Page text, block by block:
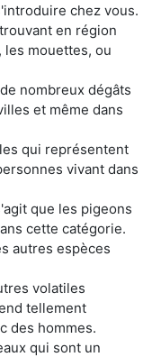
chez vous.
en région
les mouettes, ou
nombreux dégâts
et même dans
qui représentent
vivant dans
que les pigeons
cette catégorie.
autres espèces
volatiles
tellement
des hommes.
qui sont un